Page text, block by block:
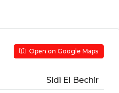
Open on Google Maps
Sidi El Bechir